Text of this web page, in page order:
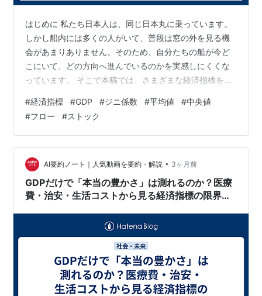
はじめに 私たち日本人は、同じ日本丸に乗っています。
しかし船内には多くの人がいて、普段は窓の外を見る機
会があまりありません。そのため、自分たちの船が今ど
こにいて、どの方向へ進んでいるのかを実感しにくくな
っています。 そこで本稿では、さまざまな経済指標を用
態を完全に表す指標は存在しません。しかし、GDP、一
人当たりGDP、賃金、株価、政府債務、人口動態などを
総合的に見ることで、日本の現在地はかなり鮮明に見え
てきます。 本稿では国際比較を行うため、主にドル建て
のデータを使用します。現在の日本は円安の影響を強く
受けているため、ドル換算では以前より…
#経済指標 #GDP #ジニ係数 #平均値 #中央値
#フロー #ストック
AI要約ノート｜人気動画を要約・解説 • 3ヶ月前
GDPだけで「本当の豊かさ」は測れるのか？医療
費・治安・生活コストから見る経済指標の限界